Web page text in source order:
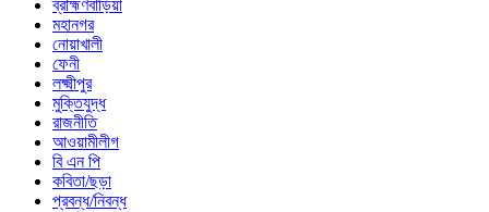
ব্রাহ্মণবাড়িয়া
মহানগর
নোয়াখালী
ফেনী
লক্ষ্মীপুর
মুক্তিযুদ্ধ
রাজনীতি
আওয়ামীলীগ
বি এন পি
কবিতা/ছড়া
প্রবন্ধ/নিবন্ধ